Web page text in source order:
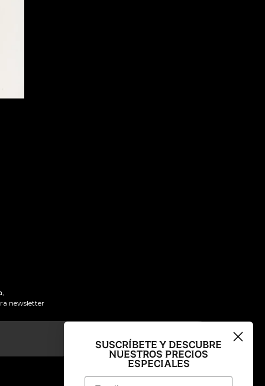
newsletter
SUSCRÍBETE Y DESCUBRE
NUESTROS PRECIOS
ESPECIALES
Email